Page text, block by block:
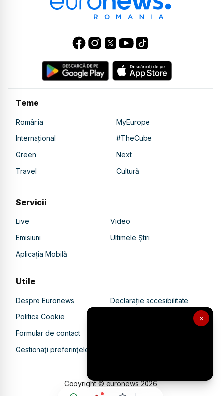
×
Teme
România
MyEurope
Internațional
#TheCube
Green
Next
Travel
Cultură
Servicii
Live
Video
Emisiuni
Ultimele Știri
Aplicația Mobilă
Utile
Despre Euronews
Declarație accesibilitate
Politica Cookie
Politica de confidențialitate
Formular de contact
Gestionați preferințele
Copyright © euronews2026